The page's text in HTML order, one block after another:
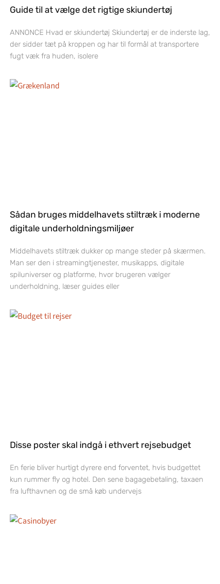
Guide til at vælge det rigtige skiundertøj
ANNONCE Hvad er skiundertøj Skiundertøj er de inderste lag,
der sidder tæt på kroppen og har til formål at transportere
fugt væk fra huden, isolere
Sådan bruges middelhavets stiltræk i moderne
digitale underholdningsmiljøer
Middelhavets stiltræk dukker op mange steder på skærmen.
Man ser den i streamingtjenester, musikapps, digitale
spiluniverser og platforme, hvor brugeren vælger
underholdning, læser guides eller
Disse poster skal indgå i ethvert rejsebudget
En ferie bliver hurtigt dyrere end forventet, hvis budgettet
kun rummer fly og hotel. Den sene bagagebetaling, taxaen
fra lufthavnen og de små køb undervejs